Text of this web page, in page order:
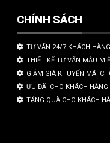
CHÍNH SÁCH
TƯ VẤN 24/7 KHÁCH
THIẾT KẾ TƯ VẤN MẪU
GIẢM GIÁ KHUYẾN MÃI
ƯU ĐÃI CHO KHÁCH
TẶNG QUÀ CHO KHÁCH